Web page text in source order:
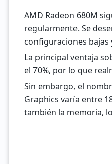
AMD Radeon 680M
regularmente. Se
configuraciones bajas
La principal ventaja
el 70%, por lo que
Sin embargo, el
Graphics varía entre
también la memoria,